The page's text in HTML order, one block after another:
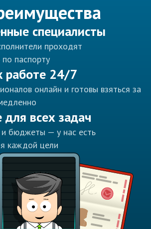
специалисты
проходят
паспорту
работе 24/7
онлайн и готовы взяться за
всех задач
бюджеты — у нас есть
каждой цели